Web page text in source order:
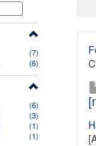
(7)
(6)
(6)
(3)
(1)
(1)